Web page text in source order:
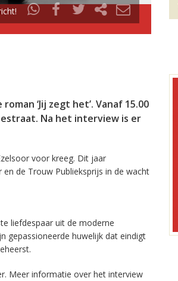
‘Jij zegt het’. Vanaf 15.00
Na het interview is er
voor kreeg. Dit jaar
de Trouw Publieksprijs in de wacht
liefdespaar uit de moderne
gepassioneerde huwelijk dat eindigt
Meer informatie over het interview